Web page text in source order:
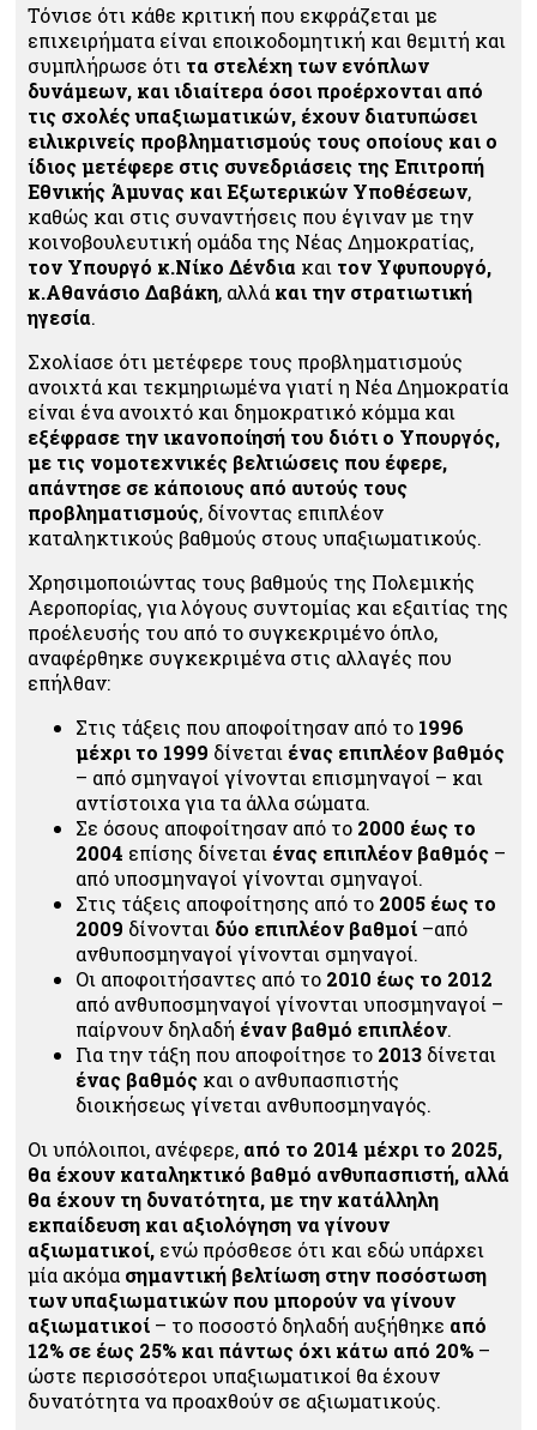
Τόνισε ότι κάθε κριτική που εκφράζεται με
επιχειρήματα είναι εποικοδομητική και θεμιτή και
συμπλήρωσε ότι τα στελέχη των ενόπλων
δυνάμεων, και ιδιαίτερα όσοι προέρχονται από
τις σχολές υπαξιωματικών, έχουν διατυπώσει
ειλικρινείς προβληματισμούς τους οποίους και ο
ίδιος μετέφερε στις συνεδριάσεις της Επιτροπή
Εθνικής Άμυνας και Εξωτερικών Υποθέσεων,
καθώς και στις συναντήσεις που έγιναν με την
κοινοβουλευτική ομάδα της Νέας Δημοκρατίας,
τον Υπουργό κ.Νίκο Δένδια και τον Υφυπουργό,
κ.Αθανάσιο Δαβάκη, αλλά και την στρατιωτική
ηγεσία.
Σχολίασε ότι μετέφερε τους προβληματισμούς
ανοιχτά και τεκμηριωμένα γιατί η Νέα Δημοκρατία
είναι ένα ανοιχτό και δημοκρατικό κόμμα και
εξέφρασε την ικανοποίησή του διότι ο Υπουργός,
με τις νομοτεχνικές βελτιώσεις που έφερε,
απάντησε σε κάποιους από αυτούς τους
προβληματισμούς, δίνοντας επιπλέον
καταληκτικούς βαθμούς στους υπαξιωματικούς.
Χρησιμοποιώντας τους βαθμούς της Πολεμικής
Αεροπορίας, για λόγους συντομίας και εξαιτίας της
προέλευσής του από το συγκεκριμένο όπλο,
αναφέρθηκε συγκεκριμένα στις αλλαγές που
επήλθαν:
Στις τάξεις που αποφοίτησαν από το 1996
μέχρι το 1999 δίνεται ένας επιπλέον βαθμός
– από σμηναγοί γίνονται επισμηναγοί – και
αντίστοιχα για τα άλλα σώματα.
Σε όσους αποφοίτησαν από το 2000 έως το
2004 επίσης δίνεται ένας επιπλέον βαθμός –
από υποσμηναγοί γίνονται σμηναγοί.
Στις τάξεις αποφοίτησης από το 2005 έως το
2009 δίνονται δύο επιπλέον βαθμοί –από
ανθυποσμηναγοί γίνονται σμηναγοί.
Οι αποφοιτήσαντες από το 2010 έως το 2012
από ανθυποσμηναγοί γίνονται υποσμηναγοί –
παίρνουν δηλαδή έναν βαθμό επιπλέον.
Για την τάξη που αποφοίτησε το 2013 δίνεται
ένας βαθμός και ο ανθυπασπιστής
διοικήσεως γίνεται ανθυποσμηναγός.
Οι υπόλοιποι, ανέφερε, από το 2014 μέχρι το 2025,
θα έχουν καταληκτικό βαθμό ανθυπασπιστή, αλλά
θα έχουν τη δυνατότητα, με την κατάλληλη
εκπαίδευση και αξιολόγηση να γίνουν
αξιωματικοί, ενώ πρόσθεσε ότι και εδώ υπάρχει
μία ακόμα σημαντική βελτίωση στην ποσόστωση
των υπαξιωματικών που μπορούν να γίνουν
αξιωματικοί – το ποσοστό δηλαδή αυξήθηκε από
12% σε έως 25% και πάντως όχι κάτω από 20% –
ώστε περισσότεροι υπαξιωματικοί θα έχουν
δυνατότητα να προαχθούν σε αξιωματικούς.